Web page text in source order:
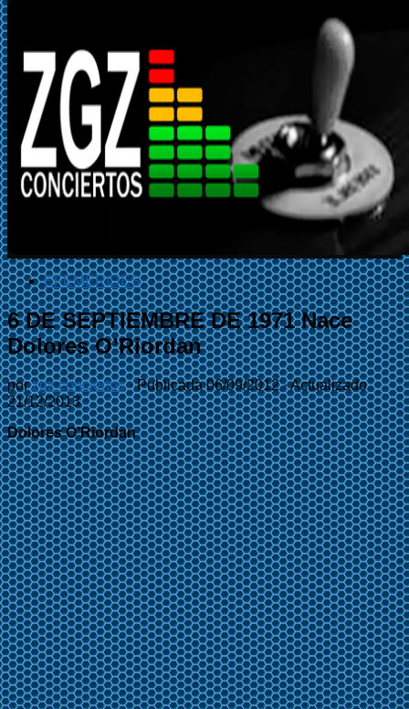
EFEMÉRIDES
6 DE SEPTIEMBRE DE 1971 Nace
Dolores O’Riordan
porzgz conciertos · Publicada06/09/2012· Actualizado
21/12/2013
Dolores O’Riordan